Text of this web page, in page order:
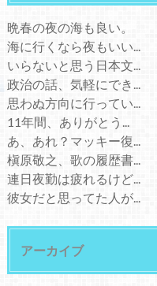
晩春の夜の海も良い。
海に行くなら夜もいい...
いらないと思う日本文...
政治の話、気軽にでき...
思わぬ方向に行ってい...
11年間、ありがとう...
あ、あれ？マッキー復...
槇原敬之、歌の履歴書...
連日夜勤は疲れるけど...
彼女だと思ってた人が...
アーカイブ